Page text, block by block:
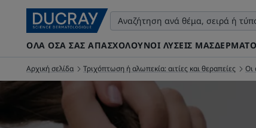
ΌΛΑ ΌΣΑ ΣΑΣ ΑΠΑΣΧΟΛΟΎΝΟΙ ΛΎΣΕΙΣ ΜΑΣ
Αρχική σελίδα Τριχόπτωση ή αλωπεκία: αιτίες και θεραπείες Οι